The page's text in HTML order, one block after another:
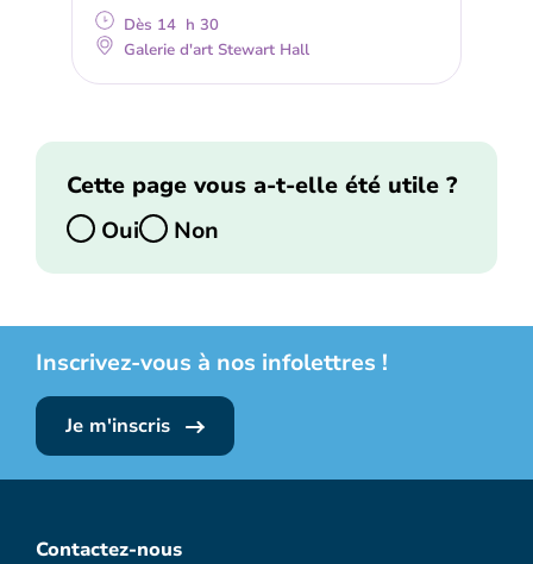
Dès 14 h 30
Galerie d'art Stewart Hall
Cette page vous a-t-elle été utile ?
Oui
Non
Inscrivez-vous à nos infolettres !
Je m'inscris
Contactez-nous